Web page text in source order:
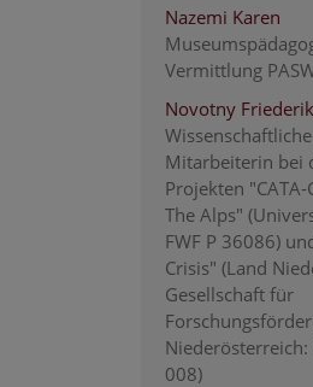
Nazemi Karen
Vermittlung
Novotny
Wissenschaftliche
Mitarbeiterin bei
Projekten "CATA-
The Alps"
FWF P 36086)
Crisis" (Land
Gesellschaft für
Niederösterreich:
008)